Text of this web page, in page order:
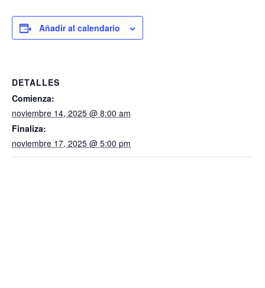
Añadir al calendario
DETALLES
Comienza:
noviembre 14, 2025 @ 8:00 am
Finaliza:
noviembre 17, 2025 @ 5:00 pm